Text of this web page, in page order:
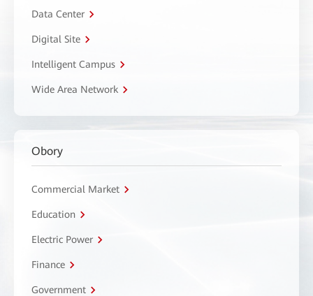
Data Center
Digital Site
Intelligent Campus
Wide Area Network
Obory
Commercial Market
Education
Electric Power
Finance
Government